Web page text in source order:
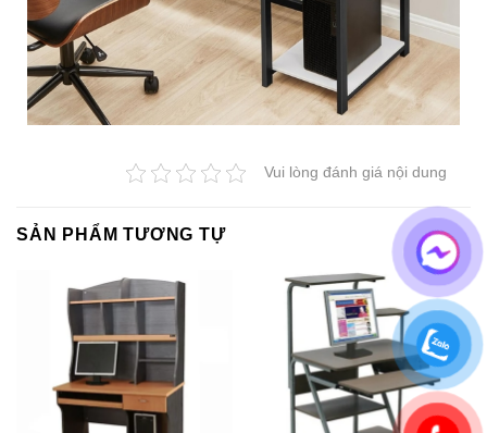
Vui lòng đánh giá nội dung
SẢN PHẨM TƯƠNG TỰ